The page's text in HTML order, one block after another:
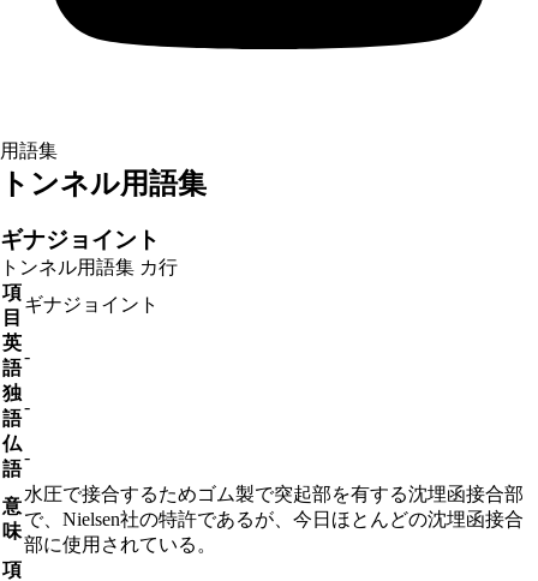
用語集
トンネル用語集
ギナジョイント
トンネル用語集 カ行
項
目
ギナジョイント
英
語
-
独
語
-
仏
語
-
意
味
水圧で接合するためゴム製で突起部を有する沈埋函接合部
で、Nielsen社の特許であるが、今日ほとんどの沈埋函接合
部に使用されている。
項